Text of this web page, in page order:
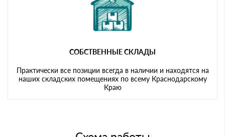
СОБСТВЕННЫЕ СКЛАДЫ
Практически все позиции всегда в наличии и находятся на
наших складских помещениях по всему Краснодарскому
Краю